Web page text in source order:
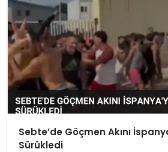
Sebte’de Göçmen Akını
Sürükledi